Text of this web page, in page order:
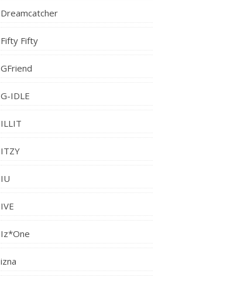
Dreamcatcher
Fifty Fifty
GFriend
G-IDLE
ILLIT
ITZY
IU
IVE
Iz*One
izna